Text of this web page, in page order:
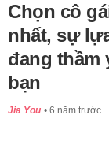
Chọn cô
nhất, sự
đang thầm
bạn
Jia You 6 năm trước